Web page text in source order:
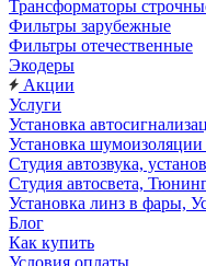
Трансформаторы
Фильтры зарубежные
Фильтры отечественные
Экодеры
Акции
Услуги
Установка
Установка шумоизоляции
Студия автозвука,
Студия автосвета,
Установка линз в фары,
Блог
Как купить
Условия оплаты